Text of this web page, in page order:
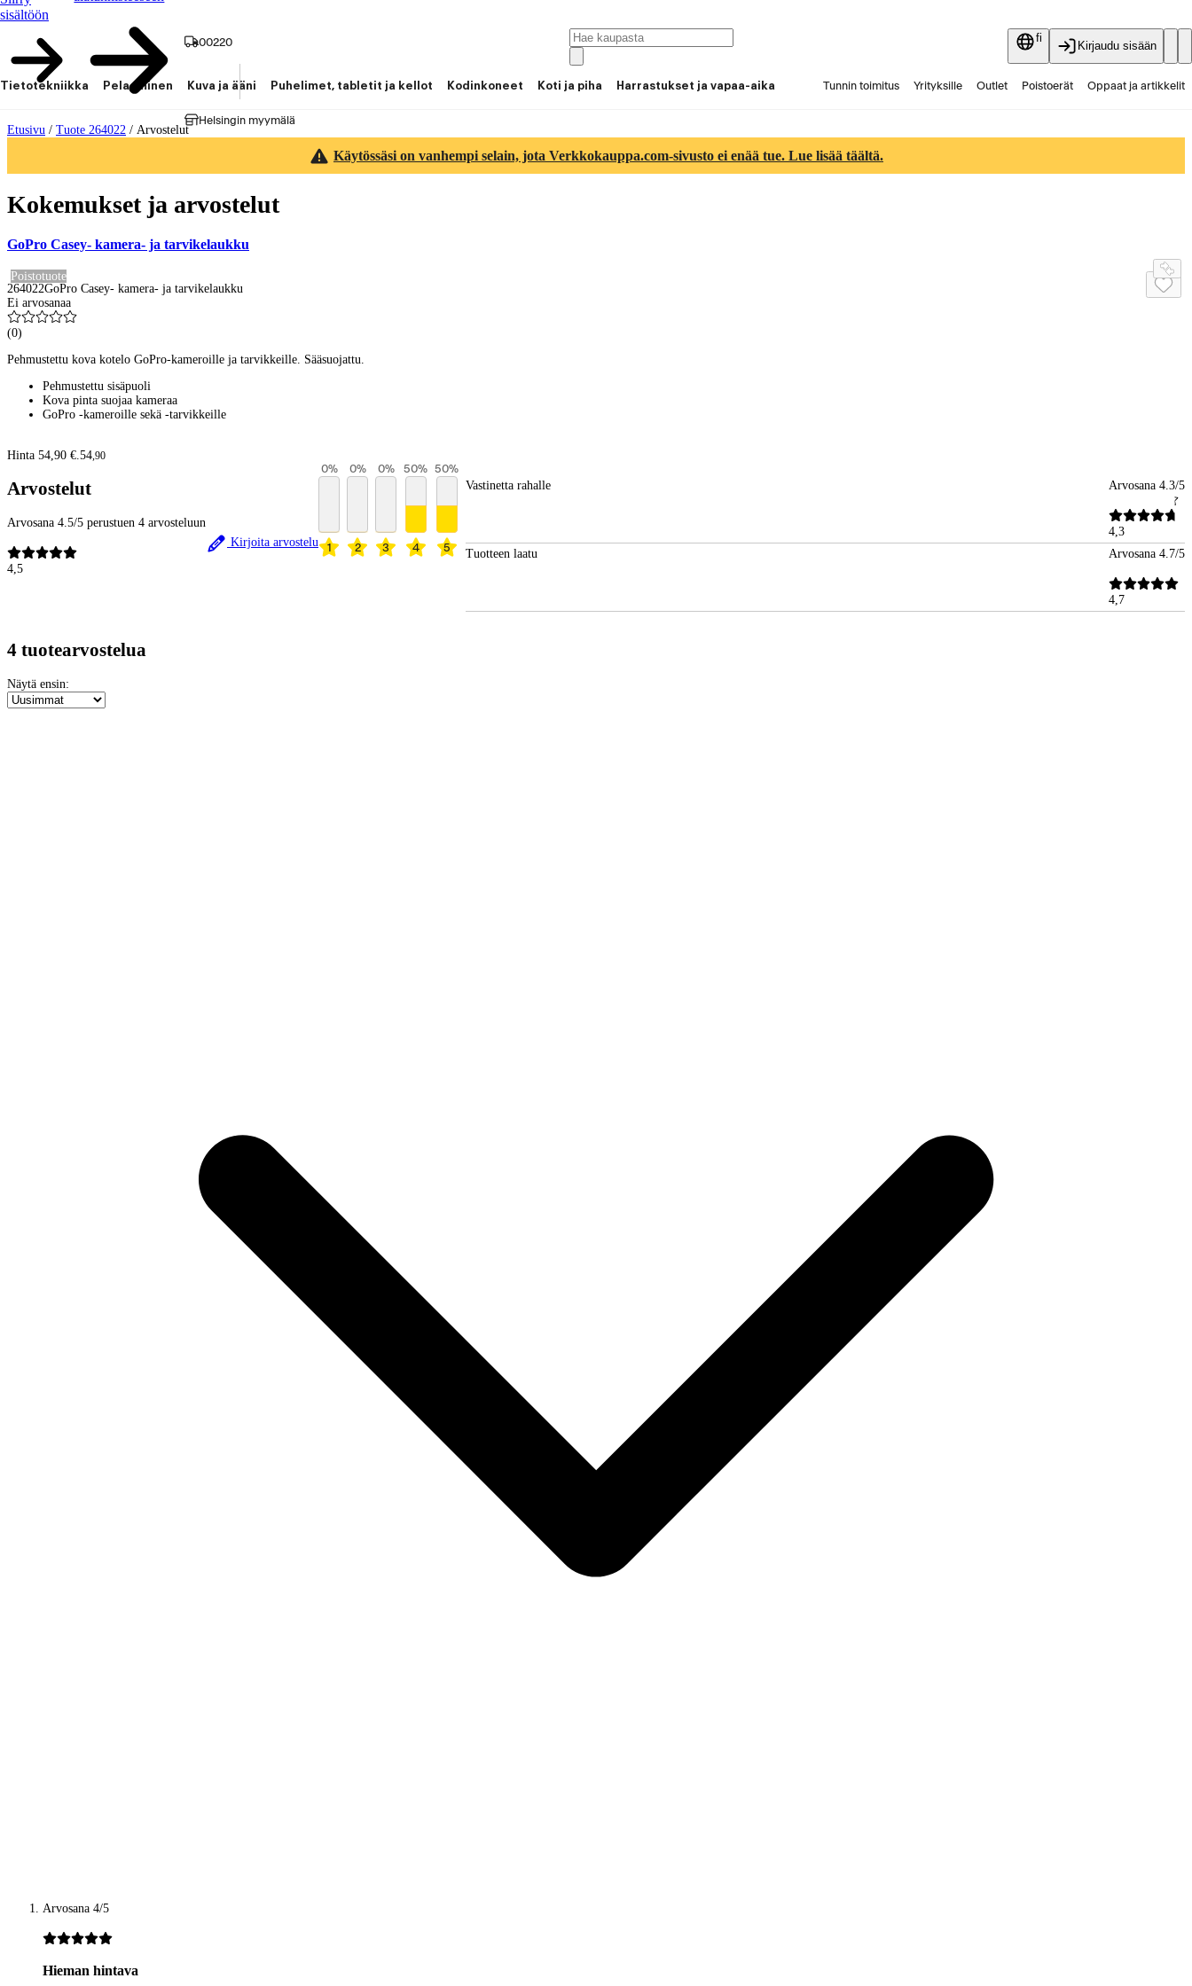
sisältöön
00220
Helsingin myymälä
fi
Kirjaudu sisään
Tietotekniikka Pelaaminen Kuva ja ääni Puhelimet, tabletit ja kellot Kodinkoneet Koti ja piha Harrastukset ja vapaa-aika Tunnin toimitus Yrityksille Outlet Poistoerät Oppaat ja artikkelit
Etusivu / Tuote 264022 / Arvostelut
Käytössäsi on vanhempi selain, jota Verkkokauppa.com-sivusto ei enää tue. Lue lisää täältä.
Kokemukset ja arvostelut
GoPro Casey- kamera- ja tarvikelaukku
Poistotuote
264022GoPro Casey- kamera- ja tarvikelaukku
Ei arvosanaa
(0)
Pehmustettu kova kotelo GoPro-kameroille ja tarvikkeille. Sääsuojattu.
Pehmustettu sisäpuoli
Kova pinta suojaa kameraa
GoPro -kameroille sekä -tarvikkeille
Hinta 54,90 €.54,90
Arvostelut
Arvosana 4.5/5 perustuen 4 arvosteluun
4,5
Kirjoita arvostelu 1
0%
2
0%
3
0%
4
50%
5
50%
Vastinetta rahalle Arvosana 4.3/5
4,3
Tuotteen laatu
Arvosana 4.7/5
4,7
4 tuotearvostelua
Näytä ensin:
Arvosana 4/5
Hieman hintava